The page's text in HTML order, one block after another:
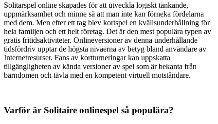
Solitarspel online skapades för att utveckla logiskt tänkande,
uppmärksamhet och minne så att man inte kan förneka fördelarna
med dem. Men efter ett tag blev kortspel en kvällsunderhållning för
hela familjen och ett helt företag. Det är den mest populära typen av
gratis fritidsaktiviteter. Onlineversioner av denna underhållande
tidsfördriv upptar de högsta nivåerna av betyg bland användare av
Internetresurser. Fans av kortturneringar kan uppskatta
tillgängligheten av kända versioner av spel som är bekanta från
barndomen och tävla med en kompetent virtuell motståndare.
Varför är Solitaire onlinespel så populära?